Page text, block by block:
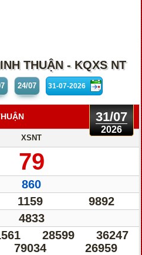
THUẬN - KQXS NT
24/07
31/07
2026
XSNT
79
860
1159 9892
4833
28599
36247
79034 26959